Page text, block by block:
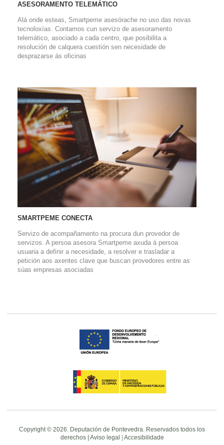
ASESORAMENTO TELEMÁTICO
Alá onde esteas, Smartpeme asesórache no uso das novas
tecnoloxías. Contamos cun servizo de asesoramento
telemático, asociado a cada centro, que posibilita a
resolución de calquera cuestión sen necesidade de
desprazarse ás oficinas
SMARTPEME CONECTA
Servizo de acompañamento na procura dun provedor de
servizos. A persoa asesora Smartpeme axuda á persoa
usuaria a definir a necesidade, a resolver e trasladar a
petición aos axentes clave que buscan provedores entre as
súas empresas asociadas
Copyright © 2026. Deputación de Pontevedra. Reservados todos los
derechos | Aviso legal Accesibilidade